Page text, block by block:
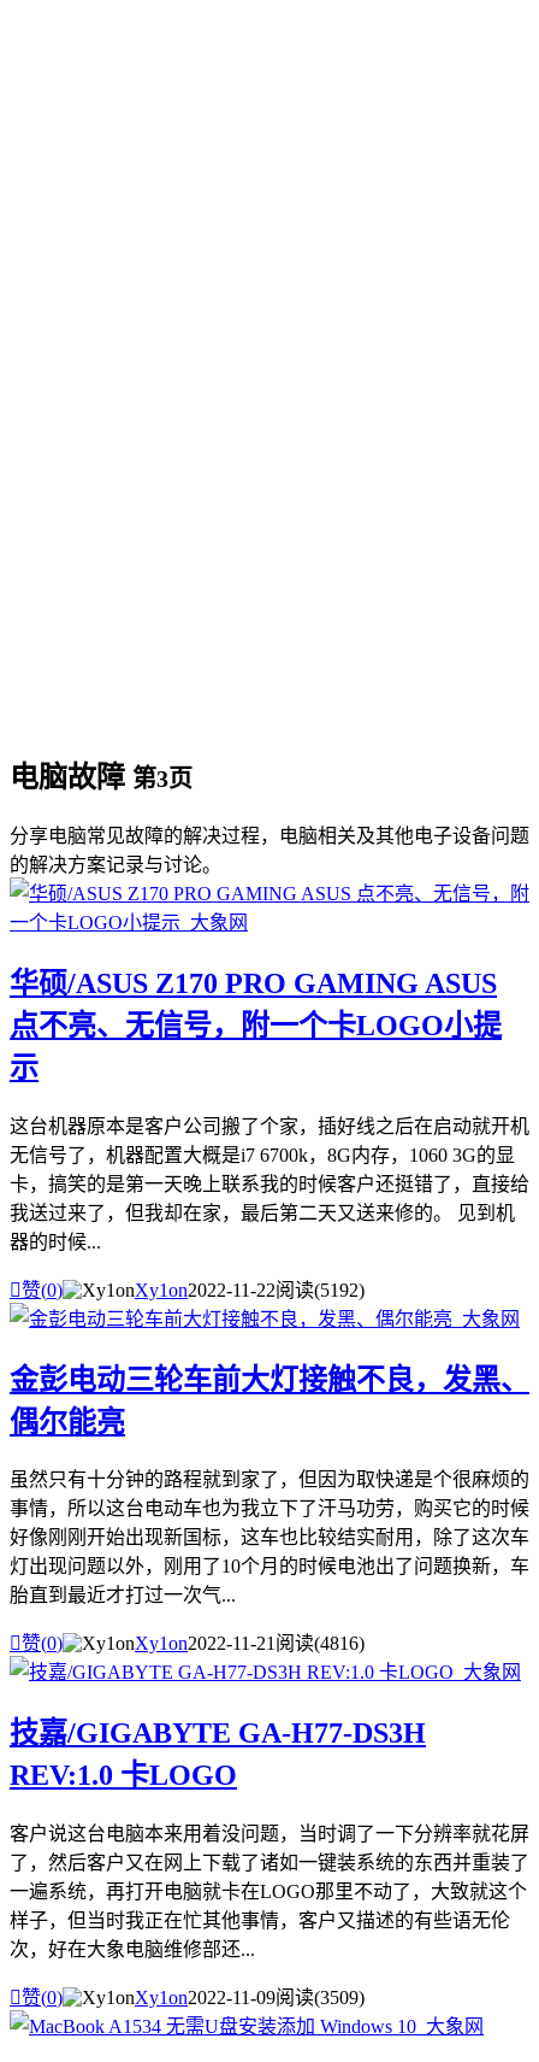
电脑故障 第3页
分享电脑常见故障的解决过程，电脑相关及其他电子设备问题
的解决方案记录与讨论。
华硕/ASUS Z170 PRO GAMING ASUS
点不亮、无信号，附一个卡LOGO小提
示
这台机器原本是客户公司搬了个家，插好线之后在启动就开机
无信号了，机器配置大概是i7 6700k，8G内存，1060 3G的显
卡，搞笑的是第一天晚上联系我的时候客户还挺错了，直接给
我送过来了，但我却在家，最后第二天又送来修的。 见到机
器的时候...
赞(0) Xy1on2022-11-22阅读(5192)
金彭电动三轮车前大灯接触不良，发黑、
偶尔能亮
虽然只有十分钟的路程就到家了，但因为取快递是个很麻烦的
事情，所以这台电动车也为我立下了汗马功劳，购买它的时候
好像刚刚开始出现新国标，这车也比较结实耐用，除了这次车
灯出现问题以外，刚用了10个月的时候电池出了问题换新，车
胎直到最近才打过一次气...
赞(0) Xy1on2022-11-21阅读(4816)
技嘉/GIGABYTE GA-H77-DS3H
REV:1.0 卡LOGO
客户说这台电脑本来用着没问题，当时调了一下分辨率就花屏
了，然后客户又在网上下载了诸如一键装系统的东西并重装了
一遍系统，再打开电脑就卡在LOGO那里不动了，大致就这个
样子，但当时我正在忙其他事情，客户又描述的有些语无伦
次，好在大象电脑维修部还...
赞(0) Xy1on2022-11-09阅读(3509)